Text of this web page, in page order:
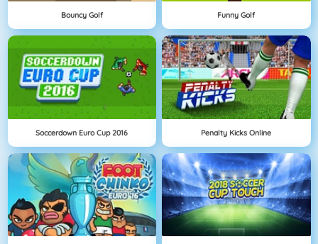
Bouncy Golf Funny Golf
Soccerdown Euro Cup 2016 Penalty Kicks Online